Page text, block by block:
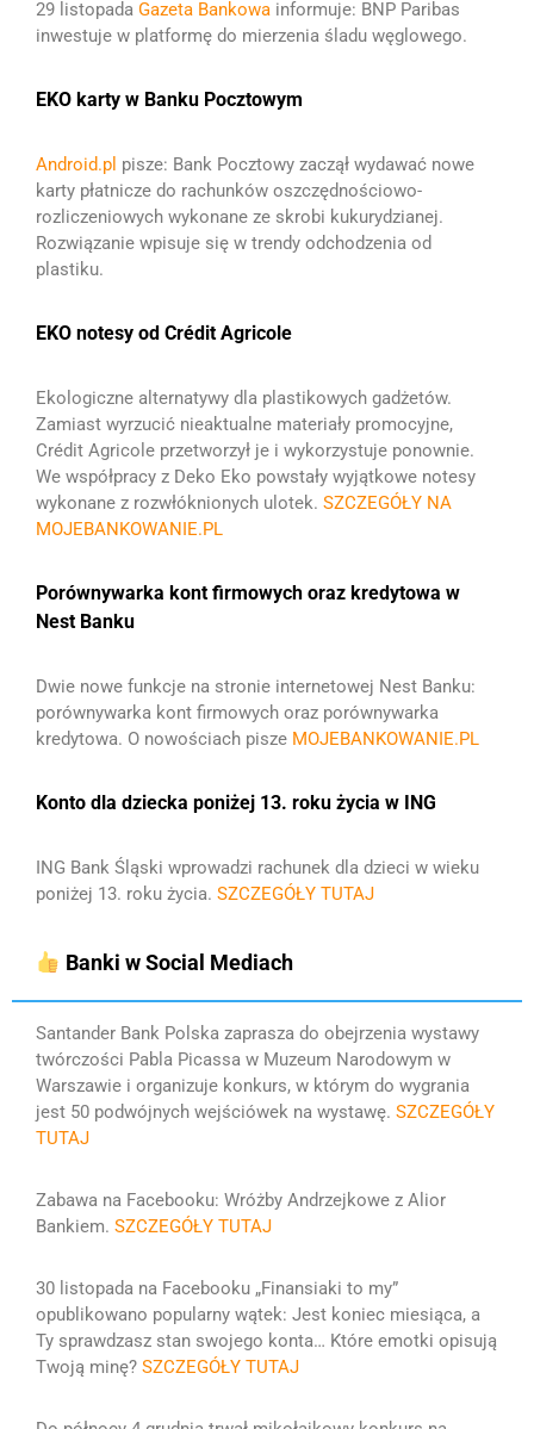
29 listopada Gazeta Bankowa informuje: BNP Paribas
inwestuje w platformę do mierzenia śladu węglowego.
EKO karty w Banku Pocztowym
Android.pl pisze: Bank Pocztowy zaczął wydawać nowe
karty płatnicze do rachunków oszczędnościowo-
rozliczeniowych wykonane ze skrobi kukurydzianej.
Rozwiązanie wpisuje się w trendy odchodzenia od
plastiku.
EKO notesy od Crédit Agricole
Ekologiczne alternatywy dla plastikowych gadżetów.
Zamiast wyrzucić nieaktualne materiały promocyjne,
Crédit Agricole przetworzył je i wykorzystuje ponownie.
We współpracy z Deko Eko powstały wyjątkowe notesy
wykonane z rozwłóknionych ulotek. SZCZEGÓŁY NA
MOJEBANKOWANIE.PL
Porównywarka kont firmowych oraz kredytowa w
Nest Banku
Dwie nowe funkcje na stronie internetowej Nest Banku:
porównywarka kont firmowych oraz porównywarka
kredytowa. O nowościach pisze MOJEBANKOWANIE.PL
Konto dla dziecka poniżej 13. roku życia w ING
ING Bank Śląski wprowadzi rachunek dla dzieci w wieku
poniżej 13. roku życia. SZCZEGÓŁY TUTAJ
Banki w Social Mediach
Santander Bank Polska zaprasza do obejrzenia wystawy
twórczości Pabla Picassa w Muzeum Narodowym w
Warszawie i organizuje konkurs, w którym do wygrania
jest 50 podwójnych wejściówek na wystawę. SZCZEGÓŁY
TUTAJ
Zabawa na Facebooku: Wróżby Andrzejkowe z Alior
Bankiem. SZCZEGÓŁY TUTAJ
30 listopada na Facebooku „Finansiaki to my”
opublikowano popularny wątek: Jest koniec miesiąca, a
Ty sprawdzasz stan swojego konta… Które emotki opisują
Twoją minę? SZCZEGÓŁY TUTAJ